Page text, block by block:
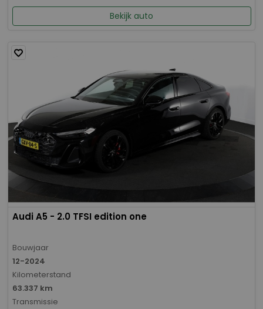
Bekijk auto
Audi A5 - 2.0 TFSI edition one
Bouwjaar
12-2024
Kilometerstand
63.337 km
Transmissie